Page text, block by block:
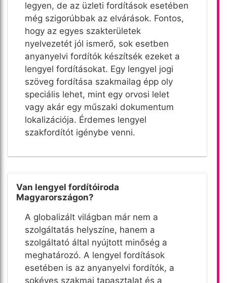
legyen, de az üzleti fordítások esetében
még szigorúbbak az elvárások. Fontos,
hogy az egyes szakterületek
nyelvezetét jól ismerő, sok esetben
anyanyelvi fordítók készítsék ezeket a
lengyel fordításokat. Egy lengyel jogi
szöveg fordítása szakmailag épp oly
speciális lehet, mint egy orvosi lelet
vagy akár egy műszaki dokumentum
lokalizációja. Érdemes lengyel
szakfordítót igénybe venni.
Van lengyel fordítóiroda
Magyarországon?
A globalizált világban már nem a
szolgáltatás helyszíne, hanem a
szolgáltató által nyújtott minőség a
meghatározó. A lengyel fordítások
esetében is az anyanyelvi fordítók, a
sokéves szakmai tapasztalat és a